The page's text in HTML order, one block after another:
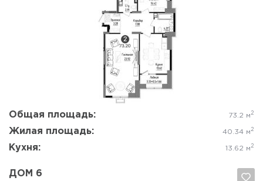
Общая площадь: 73.2 м 2
Жилая площадь: 40.34 м 2
Кухня: 13.62 м 2
Да, удалить Отмена
ДОМ 6